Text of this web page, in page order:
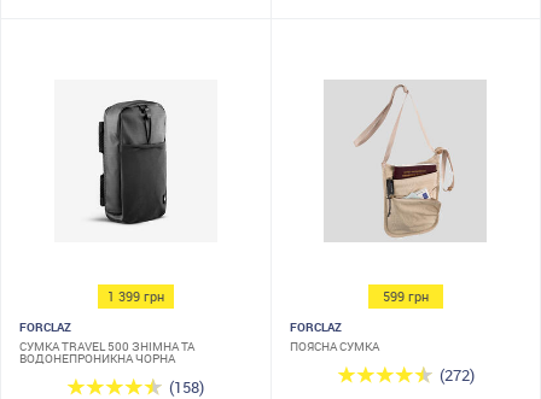
1 399 грн
FORCLAZ
СУМКА TRAVEL 500 ЗНІМНА ТА
ВОДОНЕПРОНИКНА ЧОРНА
(158)
599 грн
FORCLAZ
ПОЯСНА СУМКА
(272)